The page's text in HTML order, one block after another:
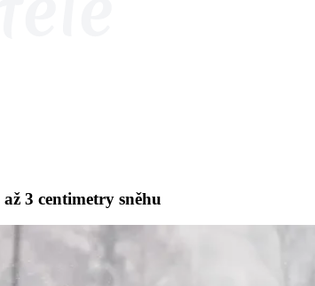
3 centimetry sněhu